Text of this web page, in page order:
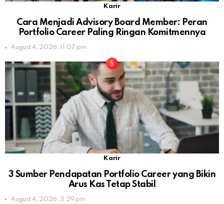
Karir
Cara Menjadi Advisory Board Member: Peran
Portfolio Career Paling Ringan Komitmennya
August 4, 2026, 11:07 pm
Karir
3 Sumber Pendapatan Portfolio Career yang Bikin
Arus Kas Tetap Stabil
August 4, 2026, 3:29 pm